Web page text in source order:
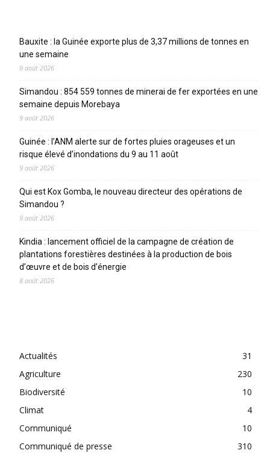
Bauxite : la Guinée exporte plus de 3,37 millions de tonnes en
une semaine
9 août 2026
Simandou : 854 559 tonnes de minerai de fer exportées en une
semaine depuis Morebaya
9 août 2026
Guinée : l’ANM alerte sur de fortes pluies orageuses et un
risque élevé d’inondations du 9 au 11 août
9 août 2026
Qui est Kox Gomba, le nouveau directeur des opérations de
Simandou ?
9 août 2026
Kindia : lancement officiel de la campagne de création de
plantations forestières destinées à la production de bois
d’œuvre et de bois d’énergie
8 août 2026
Actualités
31
Agriculture
230
Biodiversité
10
Climat
4
Communiqué
10
Communiqué de presse
310